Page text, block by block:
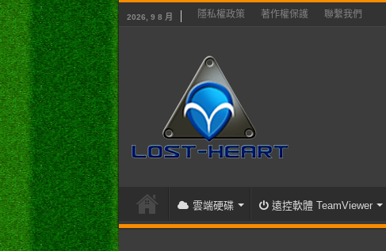
2026, 9 8 月 隱私權政策 著作權保護 聯繫我們
雲端硬碟 遠控軟體 TeamViewer